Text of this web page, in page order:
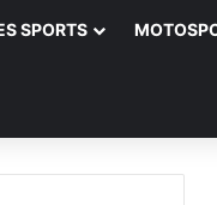
SPORTS